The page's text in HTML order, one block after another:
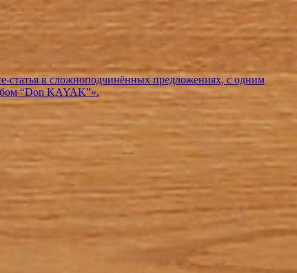
статья в сложноподчинённых предложениях, с одним
“Don KAYAK”».